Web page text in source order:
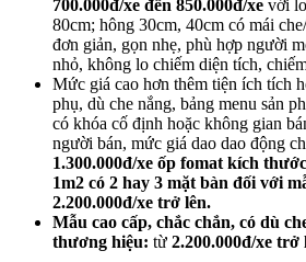
700.000đ/xe đến 850.000đ/xe với
80cm; hông 30cm, 40cm có mái
đơn giản, gọn nhẹ, phù hợp người
nhỏ, không lo chiếm diện tích,
Mức giá cao hơn thêm tiện ích tích
phụ, dù che nắng, bảng menu sản
có khóa cố định hoặc không gian
người bán, mức giá dao dao động
1.300.000đ/xe ốp fomat kích
1m2 có 2 hay 3 mặt bàn đối với
2.200.000đ/xe trở lên.
Mẫu cao cấp, chắc chắn, có dù
thương hiệu: từ 2.200.000đ/xe trở